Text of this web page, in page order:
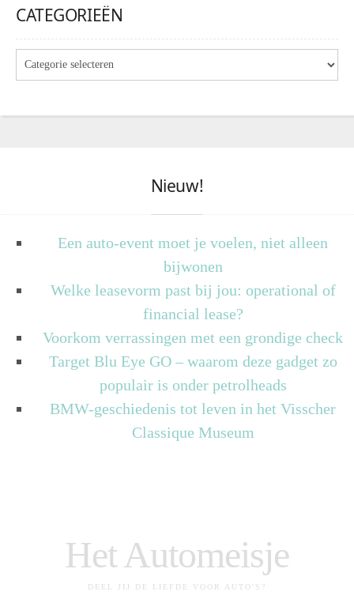
CATEGORIEËN
Nieuw!
Een auto-event moet je voelen, niet alleen
bijwonen
Welke leasevorm past bij jou: operational of
financial lease?
Voorkom verrassingen met een grondige check
Target Blu Eye GO – waarom deze gadget zo
populair is onder petrolheads
BMW-geschiedenis tot leven in het Visscher
Classique Museum
Het Automeisje
DEEL JIJ DE LIEFDE VOOR AUTO'S?